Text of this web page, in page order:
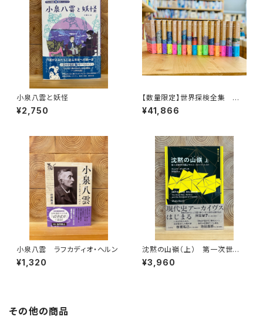
小泉八雲と妖怪
¥2,750
【数量限定】世界探検全集 全1
6巻＋全巻購入特典「第17巻（非
売品）」【当店限定】
¥41,866
小泉八雲 ラフカディオ・ヘルン
¥1,320
沈黙の山嶺（上） 第一次世界
大戦とマロリーのエヴェレスト
¥3,960
その他の商品